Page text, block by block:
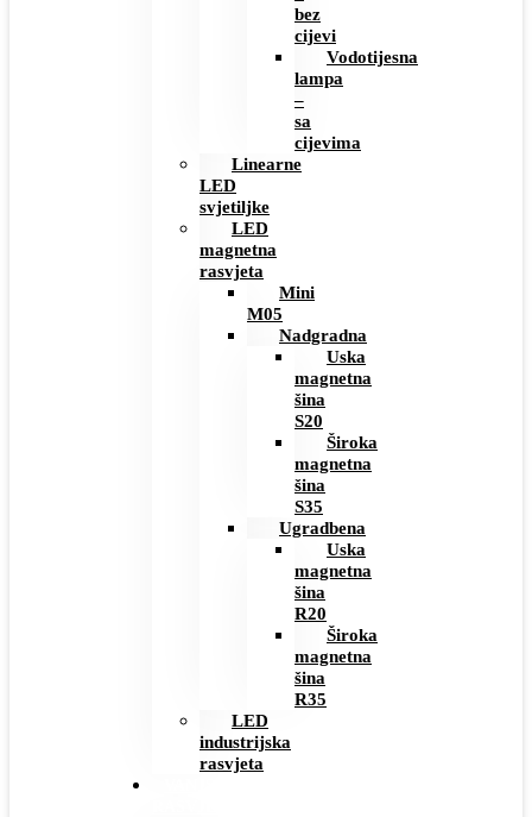
bez
cijevi
Vodotijesna
lampa
–
sa
cijevima
Linearne
LED
svjetiljke
LED
magnetna
rasvjeta
Mini
M05
Nadgradna
Uska
magnetna
šina
S20
Široka
magnetna
šina
S35
Ugradbena
Uska
magnetna
šina
R20
Široka
magnetna
šina
R35
LED
industrijska
rasvjeta